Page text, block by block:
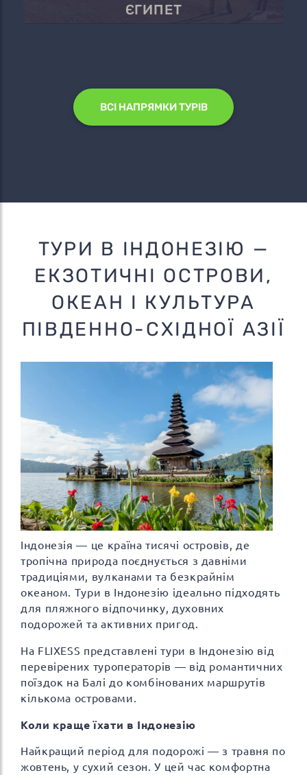
ЄГИПЕТ
ВСІ НАПРЯМКИ ТУРІВ
ТУРИ В ІНДОНЕЗІЮ —
ЕКЗОТИЧНІ ОСТРОВИ,
ОКЕАН І КУЛЬТУРА
ПІВДЕННО-СХІДНОЇ АЗІЇ
Індонезія — це країна тисячі островів, де
тропічна природа поєднується з давніми
традиціями, вулканами та безкрайнім
океаном. Тури в Індонезію ідеально підходять
для пляжного відпочинку, духовних
подорожей та активних пригод.
На FLIXESS представлені тури в Індонезію від
перевірених туроператорів — від романтичних
поїздок на Балі до комбінованих маршрутів
кількома островами.
Коли краще їхати в Індонезію
Найкращий період для подорожі — з травня по
жовтень, у сухий сезон. У цей час комфортна